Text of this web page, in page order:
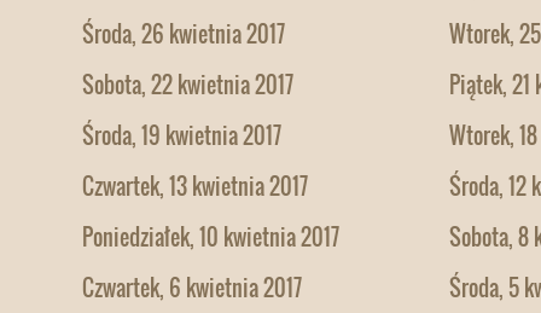
Środa, 26 kwietnia 2017
Wtorek,
Sobota, 22 kwietnia 2017
Piątek, 21
Środa, 19 kwietnia 2017
Wtorek,
Czwartek, 13 kwietnia 2017
Środa, 12
Poniedziałek, 10 kwietnia 2017
Sobota, 8
Czwartek, 6 kwietnia 2017
Środa, 5